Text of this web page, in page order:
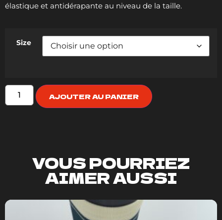
élastique et antidérapante au niveau de la taille.
Size
AJOUTER AU PANIER
VOUS POURRIEZ
AIMER AUSSI